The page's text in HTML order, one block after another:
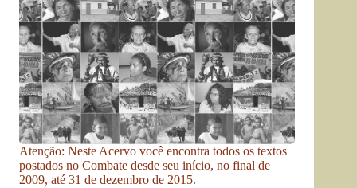
Atenção: Neste Acervo você encontra todos os textos
postados no Combate desde seu início, no final de
2009, até 31 de dezembro de 2015.